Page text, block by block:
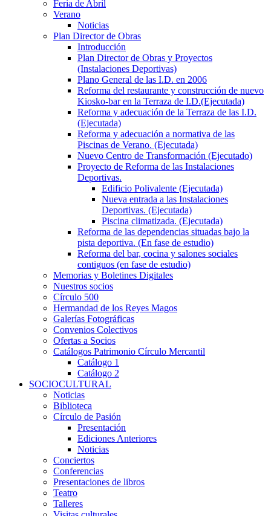
Feria de Abril
Verano
Noticias
Plan Director de Obras
Introducción
Plan Director de Obras y Proyectos
(Instalaciones Deportivas)
Plano General de las I.D. en 2006
Reforma del restaurante y construcción de nuevo
Kiosko-bar en la Terraza de I.D.(Ejecutada)
Reforma y adecuación de la Terraza de las I.D.
(Ejecutada)
Reforma y adecuación a normativa de las
Piscinas de Verano. (Ejecutada)
Nuevo Centro de Transformación (Ejecutado)
Proyecto de Reforma de las Instalaciones
Deportivas.
Edificio Polivalente (Ejecutada)
Nueva entrada a las Instalaciones
Deportivas. (Ejecutada)
Piscina climatizada. (Ejecutada)
Reforma de las dependencias situadas bajo la
pista deportiva. (En fase de estudio)
Reforma del bar, cocina y salones sociales
contiguos (en fase de estudio)
Memorias y Boletines Digitales
Nuestros socios
Círculo 500
Hermandad de los Reyes Magos
Galerías Fotográficas
Convenios Colectivos
Ofertas a Socios
Catálogos Patrimonio Círculo Mercantil
Catálogo 1
Catálogo 2
SOCIOCULTURAL
Noticias
Biblioteca
Círculo de Pasión
Presentación
Ediciones Anteriores
Noticias
Conciertos
Conferencias
Presentaciones de libros
Teatro
Talleres